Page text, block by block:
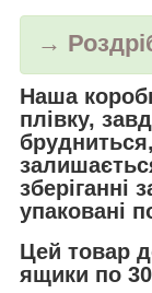
→
Наша
плівку,
зберіганні
упаковані
Цей товар
ящики по